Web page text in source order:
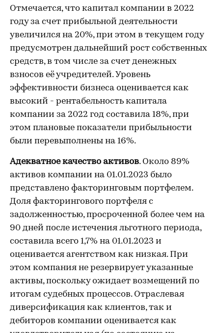
Отмечается, что капитал компании в 2022
году за счет прибыльной деятельности
увеличился на 20%, при этом в текущем году
предусмотрен дальнейший рост собственных
средств, в том числе за счет денежных
взносов её учредителей. Уровень
эффективности бизнеса оценивается как
высокий - рентабельность капитала
компании за 2022 год составила 18%, при
этом плановые показатели прибыльности
были перевыполнены на 16%.
Адекватное качество активов. Около 89%
активов компании на 01.01.2023 было
представлено факторинговым портфелем.
Доля факторингового портфеля с
задолженностью, просроченной более чем на
90 дней после истечения льготного периода,
составила всего 1,7% на 01.01.2023 и
оценивается агентством как низкая. При
этом компания не резервирует указанные
активы, поскольку ожидает возмещений по
итогам судебных процессов. Отраслевая
диверсификация как клиентов, так и
дебиторов компании оценивается как